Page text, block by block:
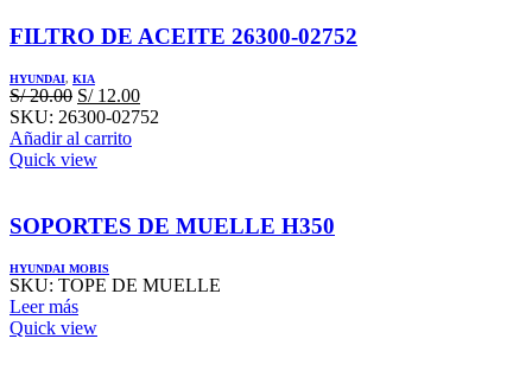
FILTRO DE ACEITE 26300-02752
HYUNDAI, KIA
S/20.00 El
precio
original
era:
S/12.00El
precio
SKU: 26300-02752
Añadir al carrito
Quick view
SOPORTES DE MUELLE H350
HYUNDAI MOBIS
SKU: TOPE DE MUELLE
Leer más
Quick view